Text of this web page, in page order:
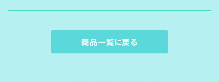
商品一覧に戻る